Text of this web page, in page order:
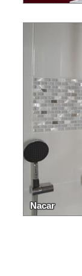
Nacar